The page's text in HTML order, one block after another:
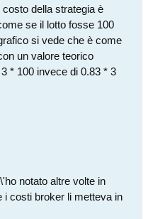
della strategia è
se il lotto fosse 100
si vede che è come
un valore teorico
* 100 invece di 0.83 * 3
notato altre volte in
i costi broker li metteva in